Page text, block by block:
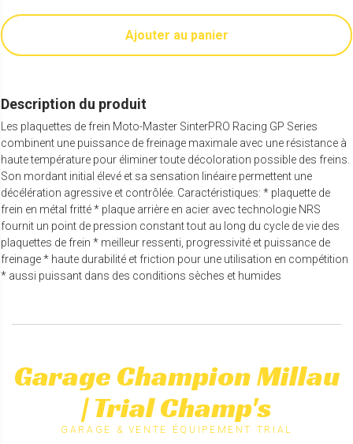
Ajouter au panier
Description du produit
Les plaquettes de frein Moto-Master SinterPRO Racing GP Series
combinent une puissance de freinage maximale avec une résistance à
haute température pour éliminer toute décoloration possible des freins.
Son mordant initial élevé et sa sensation linéaire permettent une
décélération agressive et contrôlée. Caractéristiques: * plaquette de
frein en métal fritté * plaque arrière en acier avec technologie NRS
fournit un point de pression constant tout au long du cycle de vie des
plaquettes de frein * meilleur ressenti, progressivité et puissance de
freinage * haute durabilité et friction pour une utilisation en compétition
* aussi puissant dans des conditions sèches et humides
Garage Champion Millau
| Trial Champ's
GARAGE & VENTE ÉQUIPEMENT TRIAL